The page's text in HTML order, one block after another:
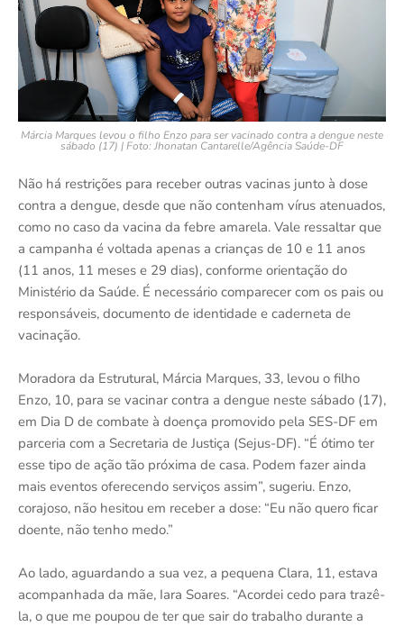
Márcia Marques levou o filho Enzo para ser vacinado contra a dengue neste
sábado (17) | Foto: Jhonatan Cantarelle/Agência Saúde-DF
Não há restrições para receber outras vacinas junto à dose
contra a dengue, desde que não contenham vírus atenuados,
como no caso da vacina da febre amarela. Vale ressaltar que
a campanha é voltada apenas a crianças de 10 e 11 anos
(11 anos, 11 meses e 29 dias), conforme orientação do
Ministério da Saúde. É necessário comparecer com os pais ou
responsáveis, documento de identidade e caderneta de
vacinação.
Moradora da Estrutural, Márcia Marques, 33, levou o filho
Enzo, 10, para se vacinar contra a dengue neste sábado (17),
em Dia D de combate à doença promovido pela SES-DF em
parceria com a Secretaria de Justiça (Sejus-DF). “É ótimo ter
esse tipo de ação tão próxima de casa. Podem fazer ainda
mais eventos oferecendo serviços assim”, sugeriu. Enzo,
corajoso, não hesitou em receber a dose: “Eu não quero ficar
doente, não tenho medo.”
Ao lado, aguardando a sua vez, a pequena Clara, 11, estava
acompanhada da mãe, Iara Soares. “Acordei cedo para trazê-
la, o que me poupou de ter que sair do trabalho durante a